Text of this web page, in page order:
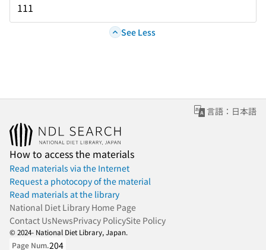
111
See Less
言語：日本語
How to access the materials
Read materials via the Internet
Request a photocopy of the material
Read materials at the library
National Diet Library Home Page
Contact UsNewsPrivacy PolicySite Policy
© 2024- National Diet Library, Japan.
Page Num.204